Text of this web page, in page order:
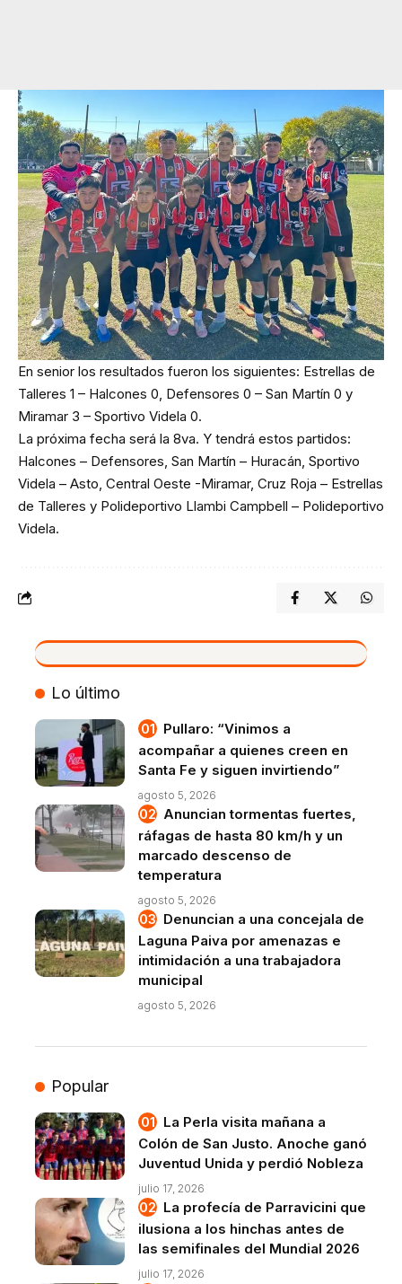
En senior los resultados fueron los siguientes: Estrellas de
Talleres 1 – Halcones 0, Defensores 0 – San Martín 0 y
Miramar 3 – Sportivo Videla 0.
La próxima fecha será la 8va. Y tendrá estos partidos:
Halcones – Defensores, San Martín – Huracán, Sportivo
Videla – Asto, Central Oeste -Miramar, Cruz Roja – Estrellas
de Talleres y Polideportivo Llambi Campbell – Polideportivo
Videla.
VIVO
Lo último
Pullaro: “Vinimos a
acompañar a quienes creen en
Santa Fe y siguen invirtiendo”
agosto 5, 2026
Anuncian tormentas fuertes,
ráfagas de hasta 80 km/h y un
marcado descenso de
temperatura
agosto 5, 2026
Denuncian a una concejala de
Laguna Paiva por amenazas e
intimidación a una trabajadora
municipal
agosto 5, 2026
Popular
La Perla visita mañana a
Colón de San Justo. Anoche ganó
Juventud Unida y perdió Nobleza
julio 17, 2026
La profecía de Parravicini que
ilusiona a los hinchas antes de
las semifinales del Mundial 2026
julio 17, 2026